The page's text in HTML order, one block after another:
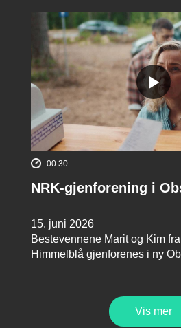
00:30
NRK-gjenforening i
15. juni 2026
Bestevennene Marit og Kim
Himmelblå gjenforenes i ny
Vis mer